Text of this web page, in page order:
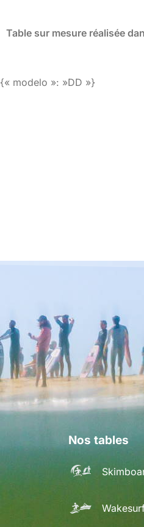
Table sur mesure réalisée
{« modelo »: »DD »}
Nos tables